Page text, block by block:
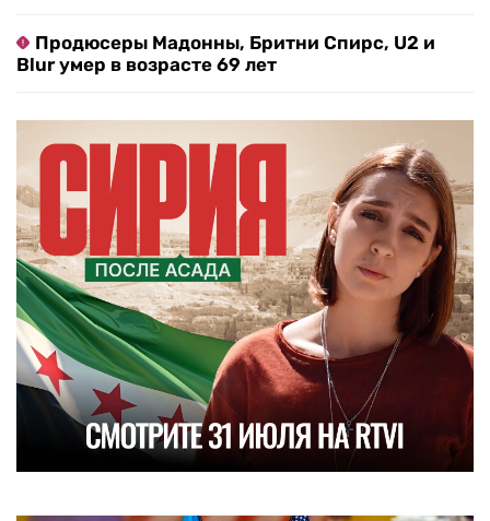
Продюсеры Мадонны, Бритни Спирс, U2 и
Blur умер в возрасте 69 лет